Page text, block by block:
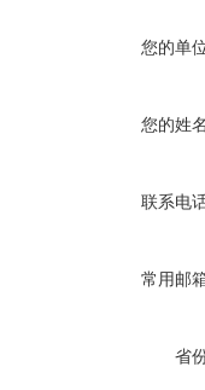
您的单
您的姓
联系电
常用邮
省